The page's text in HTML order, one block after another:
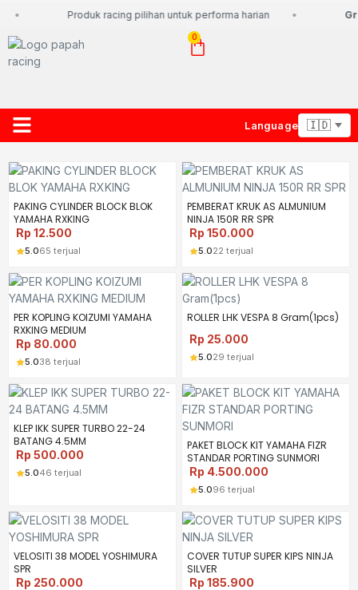
Produk racing pilihan untuk performa harian
0
Language
PAKING CYLINDER BLOCK BLOK
YAMAHA RXKING
Rp 12.500
5.065 terjual
PEMBERAT KRUK AS ALMUNIUM
NINJA 150R RR SPR
Rp 150.000
5.022 terjual
PER KOPLING KOIZUMI YAMAHA
RXKING MEDIUM
Rp 80.000
5.038 terjual
ROLLER LHK VESPA 8 Gram(1pcs)
Rp 25.000
5.029 terjual
KLEP IKK SUPER TURBO 22-24
BATANG 4.5MM
Rp 500.000
5.046 terjual
PAKET BLOCK KIT YAMAHA FIZR
STANDAR PORTING SUNMORI
Rp 4.500.000
5.096 terjual
VELOSITI 38 MODEL YOSHIMURA
SPR
Rp 250.000
COVER TUTUP SUPER KIPS NINJA
SILVER
Rp 185.900